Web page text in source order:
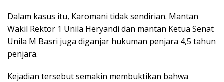
Dalam kasus itu, Karomani tidak sendirian. Mantan
Wakil Rektor 1 Unila Heryandi dan mantan Ketua Senat
Unila M Basri juga diganjar hukuman penjara 4,5 tahun
penjara.
Kejadian tersebut semakin membuktikan bahwa